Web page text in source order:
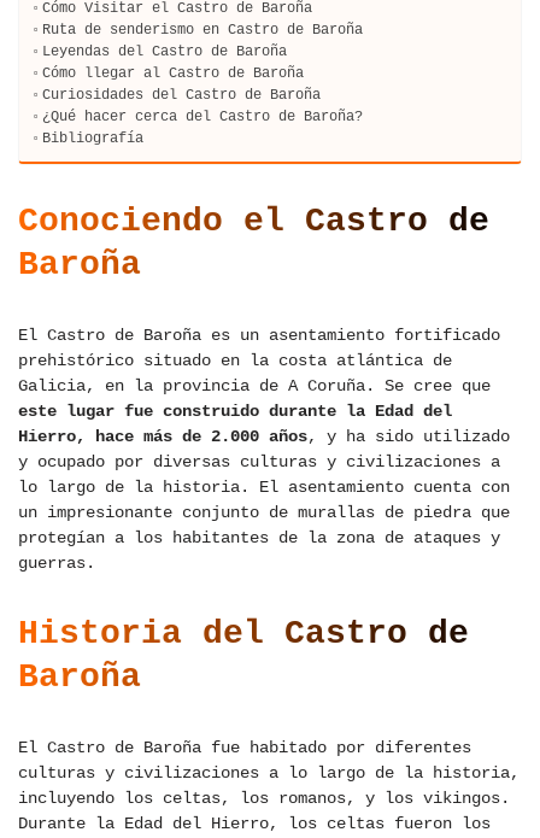
Cómo Visitar el Castro de Baroña
Ruta de senderismo en Castro de Baroña
Leyendas del Castro de Baroña
Cómo llegar al Castro de Baroña
Curiosidades del Castro de Baroña
¿Qué hacer cerca del Castro de Baroña?
Bibliografía
Conociendo el Castro de
Baroña
El Castro de Baroña es un asentamiento fortificado
prehistórico situado en la costa atlántica de
Galicia, en la provincia de A Coruña. Se cree que
este lugar fue construido durante la Edad del
Hierro, hace más de 2.000 años, y ha sido utilizado
y ocupado por diversas culturas y civilizaciones a
lo largo de la historia. El asentamiento cuenta con
un impresionante conjunto de murallas de piedra que
protegían a los habitantes de la zona de ataques y
guerras.
Historia del Castro de
Baroña
El Castro de Baroña fue habitado por diferentes
culturas y civilizaciones a lo largo de la historia,
incluyendo los celtas, los romanos, y los vikingos.
Durante la Edad del Hierro, los celtas fueron los